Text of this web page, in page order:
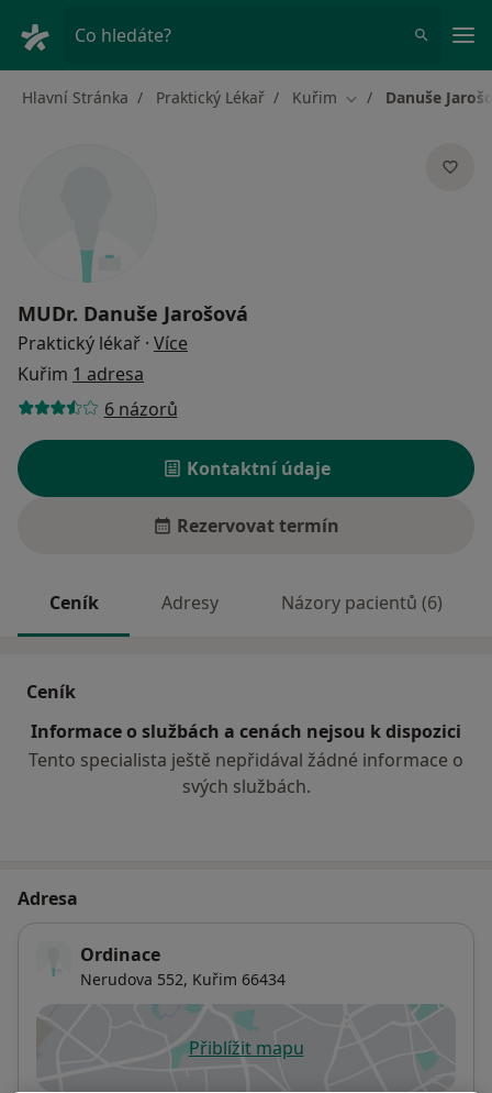
Co hledáte?
Hlavní Stránka Praktický Lékař Kuřim Změna města
Danuše
MUDr. Danuše Jarošová
Praktický lékař · Více
Kuřim 1 adresa
6 názorů
Kontaktní údaje
Rezervovat termín
Ceník Adresy Názory pacientů (6)
Ceník
Informace o službách a cenách nejsou k dispozici
Tento specialista ještě nepřidával žádné informace o
svých službách.
Adresa
Ordinace
Nerudova 552, Kuřim 66434
Přiblížit mapuse otevře v nové záložce